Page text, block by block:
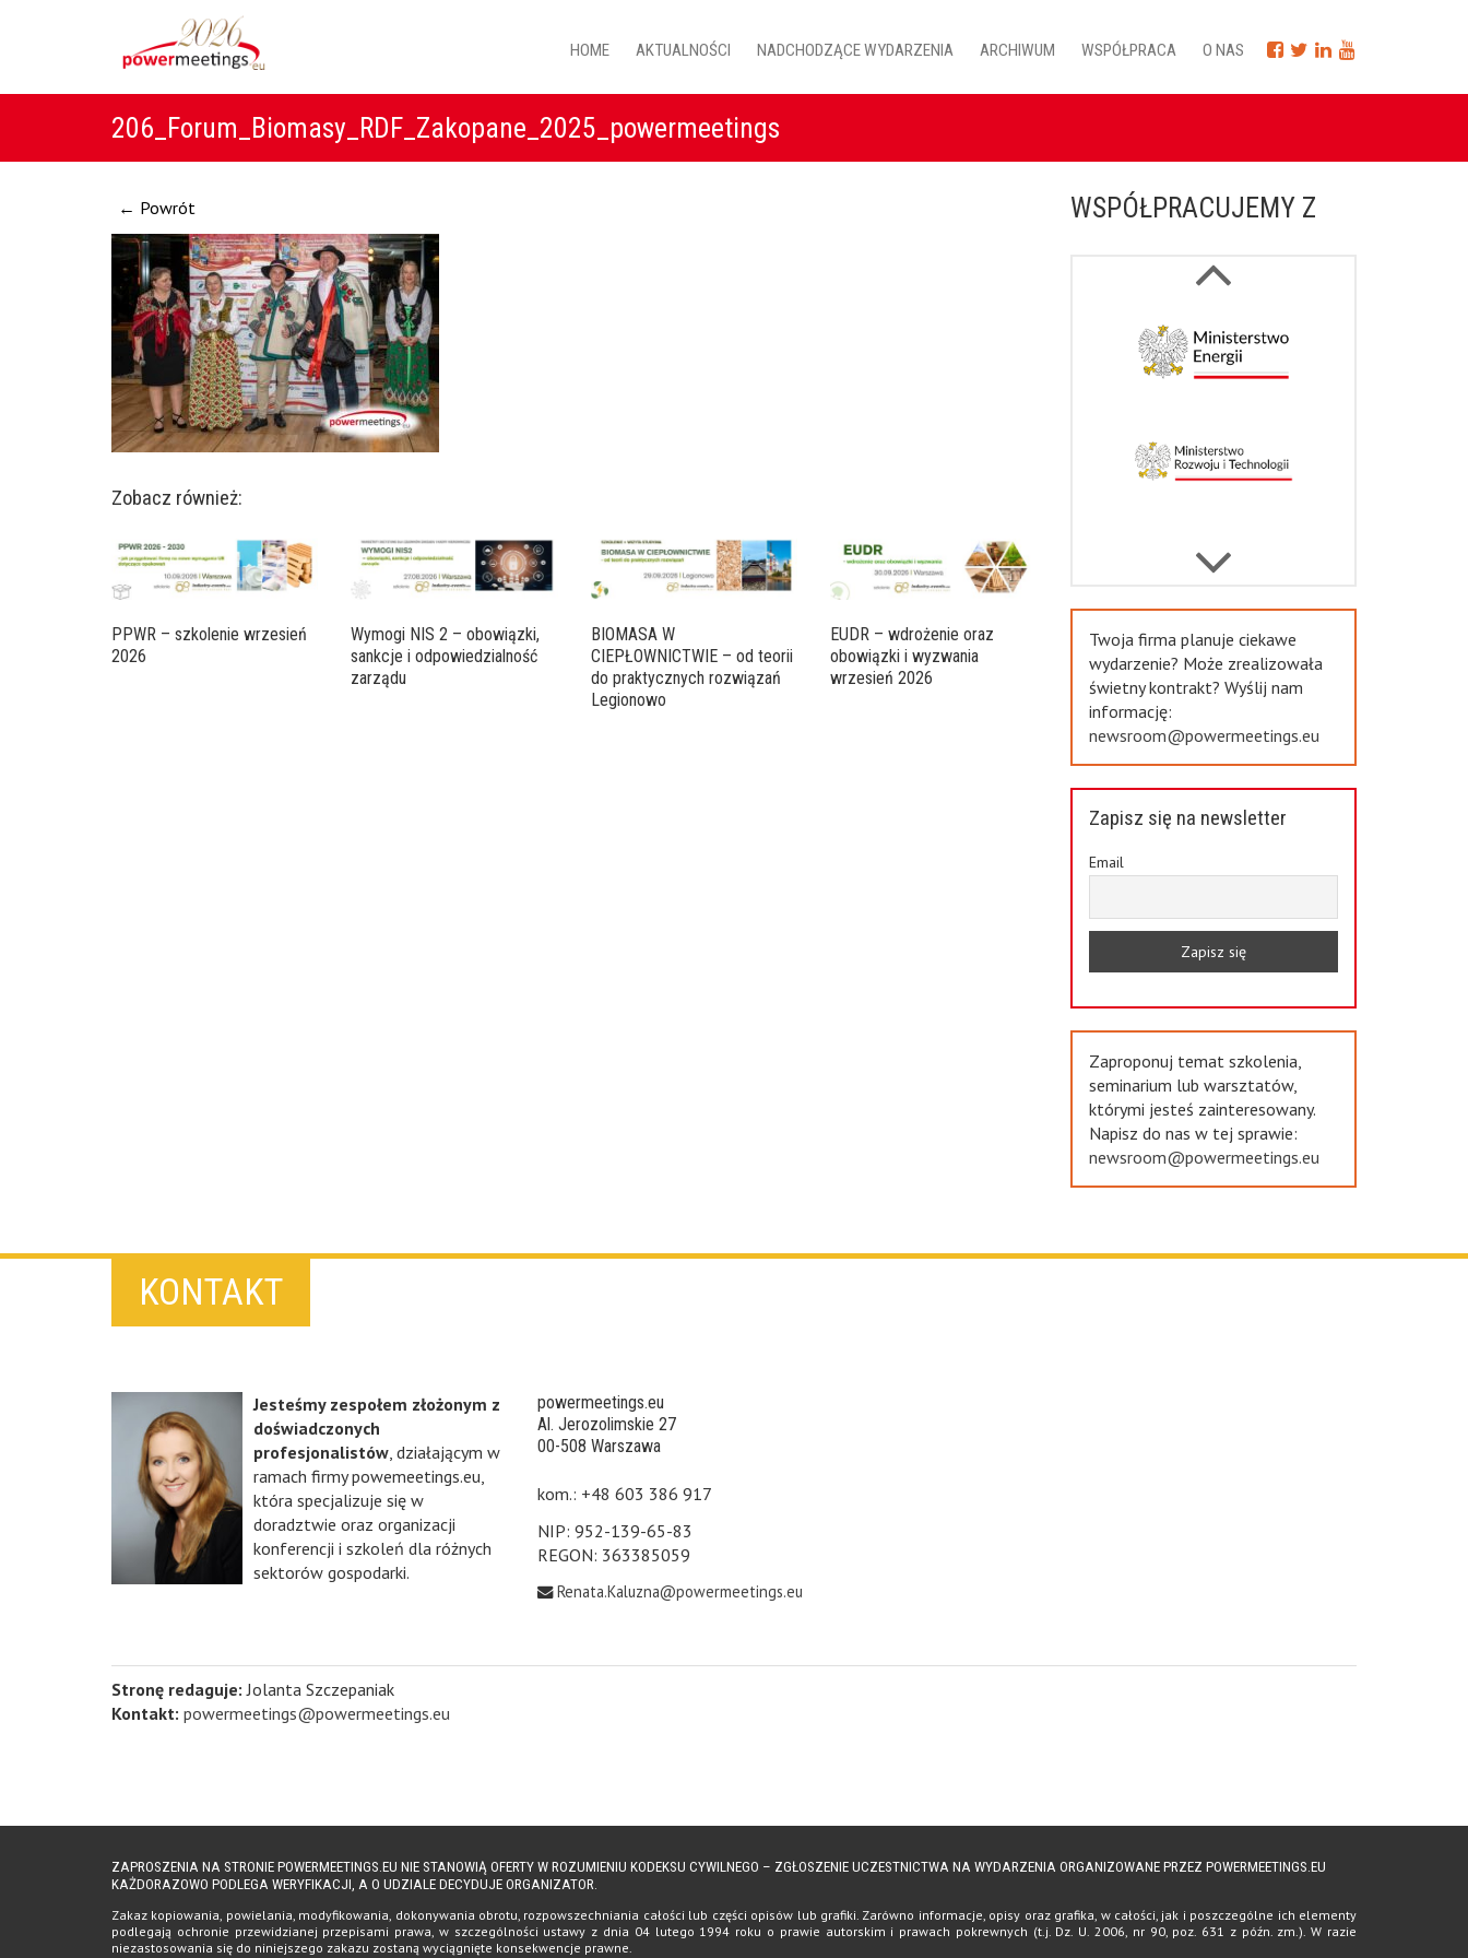
HOME AKTUALNOŚCI NADCHODZĄCE WYDARZENIA ARCHIWUM WSPÓŁPRACA O NAS
206_Forum_Biomasy_RDF_Zakopane_2025_powermeetings
← Powrót
Zobacz również:
PPWR – szkolenie wrzesień
2026
Wymogi NIS 2 – obowiązki,
sankcje i odpowiedzialność
zarządu
BIOMASA W
CIEPŁOWNICTWIE – od teorii
do praktycznych rozwiązań
Legionowo
EUDR – wdrożenie oraz
obowiązki i wyzwania
wrzesień 2026
WSPÓŁPRACUJEMY Z
Twoja firma planuje ciekawe
wydarzenie? Może zrealizowała
świetny kontrakt? Wyślij nam
informację:
newsroom@powermeetings.eu
Zapisz się na newsletter
Email
Zaproponuj temat szkolenia,
seminarium lub warsztatów,
którymi jesteś zainteresowany.
Napisz do nas w tej sprawie:
newsroom@powermeetings.eu
KONTAKT
Jesteśmy zespołem złożonym z
doświadczonych
profesjonalistów, działającym w
ramach firmy powemeetings.eu,
która specjalizuje się w
doradztwie oraz organizacji
konferencji i szkoleń dla różnych
sektorów gospodarki.
powermeetings.eu
Al. Jerozolimskie 27
00-508 Warszawa
kom.: +48 603 386 917
NIP: 952-139-65-83
REGON: 363385059
Renata.Kaluzna@powermeetings.eu
Stronę redaguje: Jolanta Szczepaniak
Kontakt: powermeetings@powermeetings.eu
ZAPROSZENIA NA STRONIE POWERMEETINGS.EU NIE STANOWIĄ OFERTY W ROZUMIENIU KODEKSU CYWILNEGO – ZGŁOSZENIE UCZESTNICTWA NA WYDARZENIA ORGANIZOWANE PRZEZ POWERMEETINGS.EU
KAŻDORAZOWO PODLEGA WERYFIKACJI, A O UDZIALE DECYDUJE ORGANIZATOR.
Zakaz kopiowania, powielania, modyfikowania, dokonywania obrotu, rozpowszechniania całości lub części opisów lub grafiki. Zarówno informacje, opisy oraz grafika, w całości, jak i poszczególne ich elementy
podlegają ochronie przewidzianej przepisami prawa, w szczególności ustawy z dnia 04 lutego 1994 roku o prawie autorskim i prawach pokrewnych (t.j. Dz. U. 2006, nr 90, poz. 631 z późn. zm.). W razie
niezastosowania się do niniejszego zakazu zostaną wyciągnięte konsekwencje prawne.